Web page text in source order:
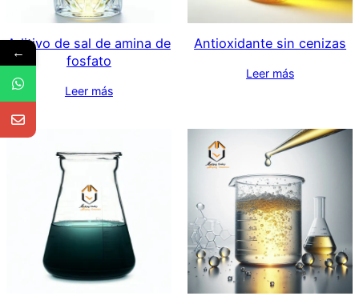
Aditivo de sal de amina de
fosfato
Leer más
Antioxidante sin cenizas
Leer más
←